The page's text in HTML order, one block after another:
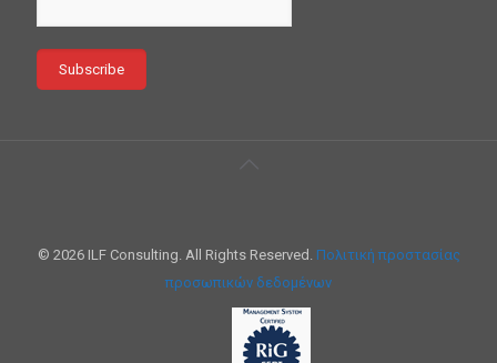
© 2026 ILF Consulting. All Rights Reserved. Πολιτική προστασίας
προσωπικών δεδομένων